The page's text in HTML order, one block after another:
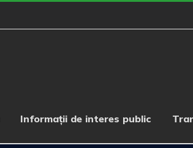
Informații de interes public